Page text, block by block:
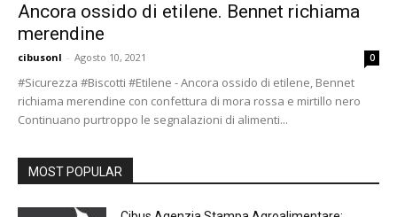
Ancora ossido di etilene. Bennet richiama
merendine
cibusonl - Agosto 10, 2021 0
#Sicurezza #Biscotti #Etilene - Ancora ossido di etilene, Bennet
richiama merendine con confettura di mora rossa e mirtillo nero
Continuano purtroppo le segnalazioni di alimenti...
MOST POPULAR